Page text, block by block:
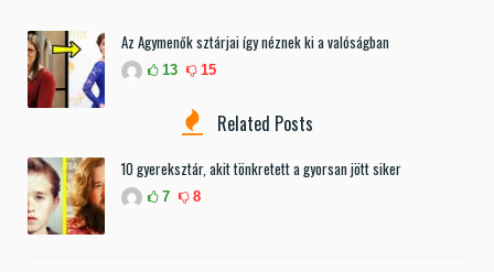
Az Agymenők sztárjai így néznek ki a valóságban
13 15
Related Posts
10 gyereksztár, akit tönkretett a gyorsan jött siker
7 8